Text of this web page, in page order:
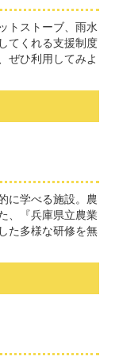
トストーブ、雨水
てくれる支援制度
ぜひ利用してみよ
に学べる施設。農
、『兵庫県立農業
た多様な研修を無